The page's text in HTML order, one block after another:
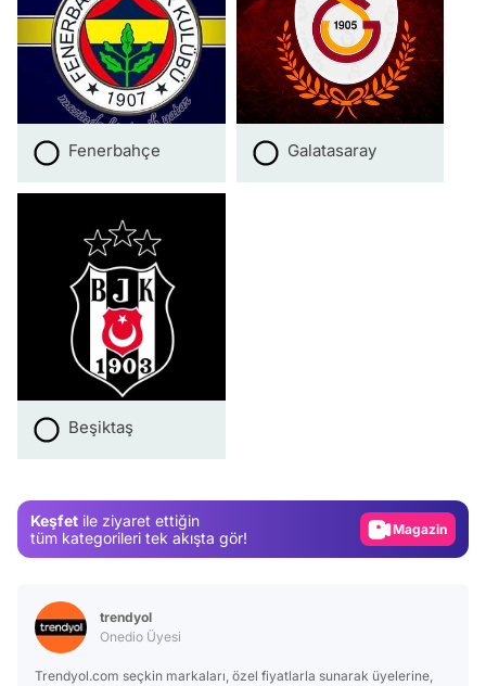
Fenerbahçe Galatasaray
Beşiktaş
Keşfet ile ziyaret ettiğin
tüm kategorileri tek akışta gör!
Magazin
trendyol
Onedio Üyesi
Trendyol.com seçkin markaları, özel fiyatlarla sunarak üyelerine,